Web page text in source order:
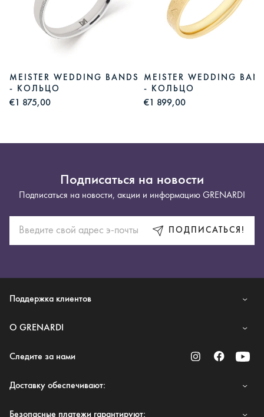
MEISTER WEDDING BANDS
- КОЛЬЦО
€1 875,00
MEISTER WEDDING
- КОЛЬЦО
€1 899,00
Подписаться на новости
Подписаться на новости, акции и информацию GRENARDI
ПОДПИСАТЬСЯ!
Поддержка клиентов
O GRENARDI
Следите за нами
Доставку обеспечивают:
Безопасные платежи гарантируют: